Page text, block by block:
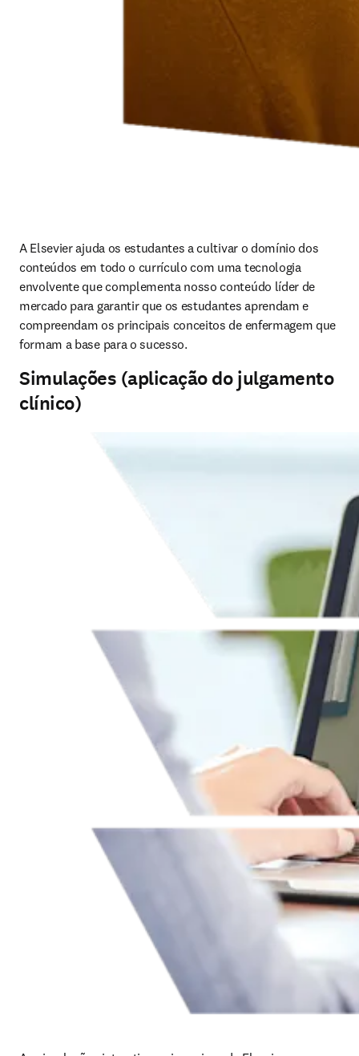
A Elsevier ajuda os estudantes a cultivar o domínio dos
conteúdos em todo o currículo com uma tecnologia
envolvente que complementa nosso conteúdo líder de
mercado para garantir que os estudantes aprendam e
compreendam os principais conceitos de enfermagem que
formam a base para o sucesso.
Simulações (aplicação do julgamento
clínico)